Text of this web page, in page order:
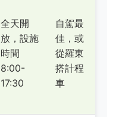
全天開
放，設施
時間
8:00-
17:30
自駕最
佳，或
從羅東
搭計程
車